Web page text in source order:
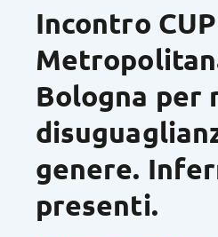
Incontro
Bologna per
genere.
presenti.